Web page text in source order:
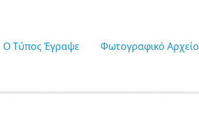
Ο Τύπος Έγραψε Φωτογραφικό Αρχείο